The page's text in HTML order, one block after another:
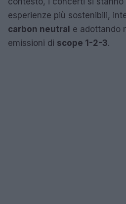
esperienze più sostenibili,
carbon neutral e adottando
emissioni di scope 1-2-3.